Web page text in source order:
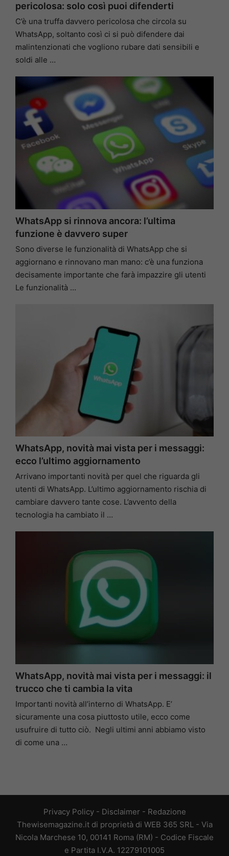
pericolosa: solo così puoi difenderti
C’è una truffa davvero pericolosa che circola su
WhatsApp, soltanto così ci si può difendere dai
malintenzionati che vogliono rubare dati sensibili e
soldi alle …
WhatsApp si rinnova ancora: l’ultima
funzione è davvero super
Sono diverse le funzionalità di WhatsApp che si
aggiornano e rinnovano man mano: c’è una funziona
decisamente importante che farà impazzire gli utenti
Le funzionalità …
WhatsApp, novità mai vista per i messaggi:
ecco l’ultimo aggiornamento
Arrivano importanti novità per quel che riguarda gli
utenti di WhatsApp. L’ultimo aggiornamento rischia di
cambiare davvero tante cose. L’avvento della
tecnologia ha cambiato il …
WhatsApp, novità mai vista per i messaggi: il
trucco che ti cambia la vita
Importanti novità all’interno di WhatsApp. E’
sicuramente una cosa piuttosto utile, ecco come
usufruire di tutto ciò. Negli ultimi anni abbiamo visto
di come una …
Privacy Policy- Disclaimer - Redazione
Thewisemagazine.it di proprietà di WEB 365 SRL - Via
Nicola Marchese 10, 00141 Roma (RM) - Codice Fiscale
e Partita I.V.A. 12279101005